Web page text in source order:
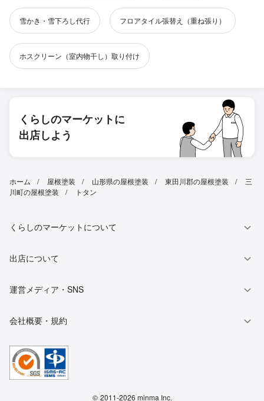
雪かき・雪下ろし代行 フロアタイル張替え（重ね張り）
ホスクリーン（室内物干し）取り付け
くらしのマーケットに
出店しよう
ホーム 屋根塗装 山形県の屋根塗装 東田川郡の屋根塗装
三
川町の屋根塗装
トタン
くらしのマーケットについて
出店について
運営メディア・SNS
会社概要・規約
© 2011-2026 minma Inc.